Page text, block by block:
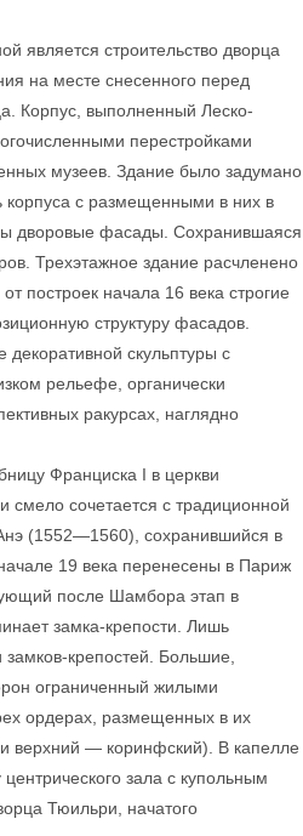
является строительство дворца
на месте снесенного перед
Корпус, выполненный Леско-
перестройками
музеев. Здание было задумано
корпуса с размещенными в них в
дворовые фасады. Сохранившаяся
Трехэтажное здание расчленено
построек начала 16 века строгие
структуру фасадов.
скульптуры с
рельефе, органически
ракурсах, наглядно
Франциска I в церкви
сочетается с традиционной
(1552—1560), сохранившийся в
19 века перенесены в Париж
после Шамбора этап в
замка-крепости. Лишь
крепостей. Большие,
ограниченный жилыми
ордерах, размещенных в их
верхний — коринфский). В капелле
зала с купольным
Тюильри, начатого